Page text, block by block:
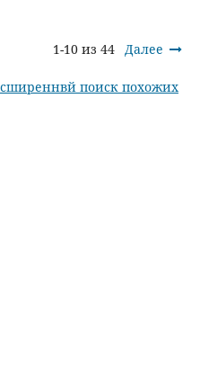
1-10 из 44 Далее
поиск похожих